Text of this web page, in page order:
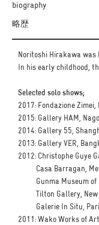
biography
略歴
Noritoshi Hirakawa
In his early childhood,
Selected solo shows;
2017: Fondazione Zimei,
2015: Gallery HAM,
2014: Gallery 55,
2013: Gallery VER,
2012: Christophe Guye
Casa Barragan,
Gunma Museum of
Tilton Gallery, New
Galerie In Situ,
2011: Wako Works of